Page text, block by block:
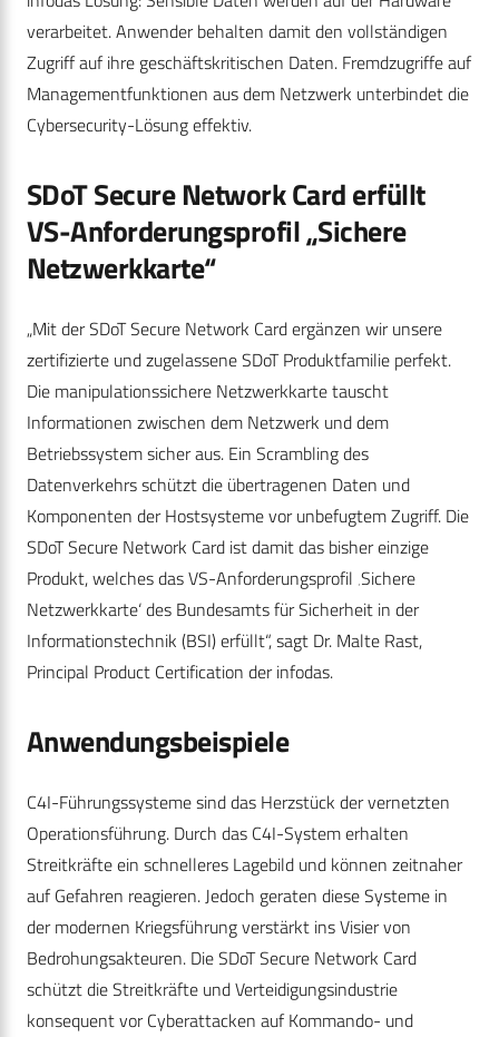
verarbeitet. Anwender behalten damit den vollständigen
Zugriff auf ihre geschäftskritischen Daten. Fremdzugriffe auf
Managementfunktionen aus dem Netzwerk unterbindet die
Cybersecurity-Lösung effektiv.
SDoT Secure Network Card erfüllt
VS-Anforderungsprofil „Sichere
Netzwerkkarte“
„Mit der SDoT Secure Network Card ergänzen wir unsere
zertifizierte und zugelassene SDoT Produktfamilie perfekt.
Die manipulationssichere Netzwerkkarte tauscht
Informationen zwischen dem Netzwerk und dem
Betriebssystem sicher aus. Ein Scrambling des
Datenverkehrs schützt die übertragenen Daten und
Komponenten der Hostsysteme vor unbefugtem Zugriff. Die
SDoT Secure Network Card ist damit das bisher einzige
Produkt, welches das VS-Anforderungsprofil ‚Sichere
Netzwerkkarte‘ des Bundesamts für Sicherheit in der
Informationstechnik (BSI) erfüllt“, sagt Dr. Malte Rast,
Principal Product Certification der infodas.
Anwendungsbeispiele
C4I-Führungssysteme sind das Herzstück der vernetzten
Operationsführung. Durch das C4I-System erhalten
Streitkräfte ein schnelleres Lagebild und können zeitnaher
auf Gefahren reagieren. Jedoch geraten diese Systeme in
der modernen Kriegsführung verstärkt ins Visier von
Bedrohungsakteuren. Die SDoT Secure Network Card
schützt die Streitkräfte und Verteidigungsindustrie
konsequent vor Cyberattacken auf Kommando- und